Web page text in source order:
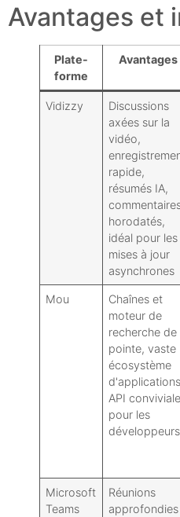
Avantages et
Plate-
forme
Avantages
Vidizzy
Discussions
axées sur la
vidéo,
rapide,
résumés IA,
horodatés,
idéal pour les
mises à jour
asynchrones
Mou
Chaînes et
moteur de
recherche de
pointe, vaste
écosystème
API
pour les
développeurs
Microsoft
Teams
Réunions
approfondies